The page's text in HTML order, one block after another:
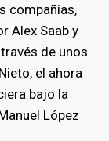
compañías,
Alex Saab y
de unos
el ahora
bajo la
López